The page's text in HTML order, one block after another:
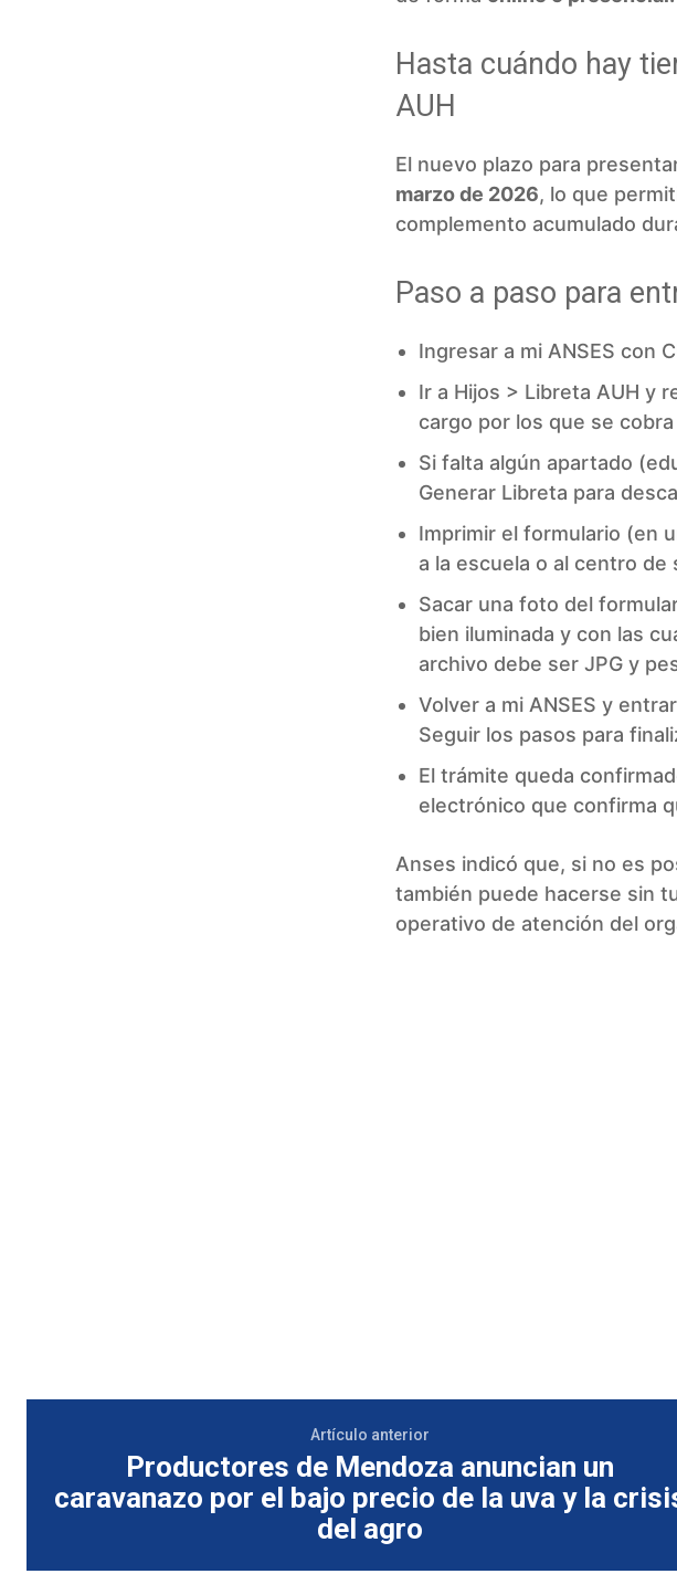
Hasta cuándo hay
AUH
El nuevo plazo para
marzo de 2026, lo que
complemento acumulado
Paso a paso para
Ingresar a mi ANSES con
Ir a Hijos > Libreta AUH y
cargo por los que se
Si falta algún apartado
Generar Libreta para
Imprimir el formulario (en
a la escuela o al centro
Sacar una foto del
bien iluminada y con las
archivo debe ser JPG y
Volver a mi ANSES y
Seguir los pasos para
El trámite queda
electrónico que confirma
Anses indicó que, si no es
también puede hacerse sin
operativo de atención del
Artículo anterior
Productores de Mendoza anuncian un
caravanazo por el bajo precio de la uva y la
del agro